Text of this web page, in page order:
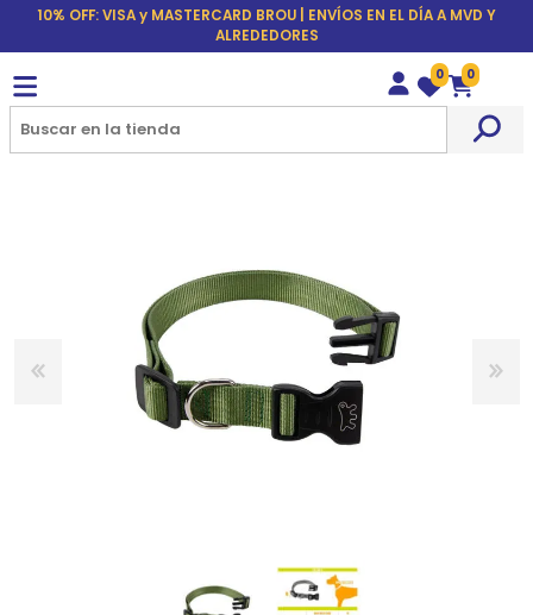
10% OFF: VISA y MASTERCARD BROU | ENVÍOS EN EL DÍA A MVD Y
ALREDEDORES
Wishlist
0
Carrito
0